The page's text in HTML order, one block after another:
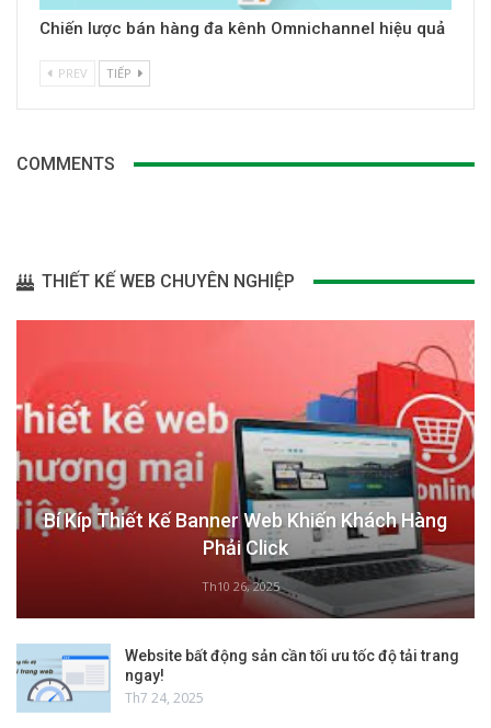
Chiến lược bán hàng đa kênh Omnichannel hiệu quả
PREV TIẾP
COMMENTS
THIẾT KẾ WEB CHUYÊN NGHIỆP
Bí Kíp Thiết Kế Banner Web Khiến Khách Hàng
Phải Click
Th10 26, 2025
Website bất động sản cần tối ưu tốc độ tải trang
ngay!
Th7 24, 2025